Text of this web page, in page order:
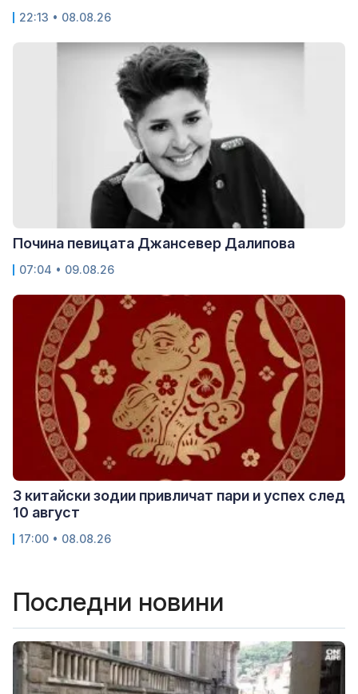
22:13 • 08.08.26
Почина певицата Джансевер Далипова
07:04 • 09.08.26
3 китайски зодии привличат пари и успех след
10 август
17:00 • 08.08.26
Последни новини